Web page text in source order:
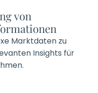
von
Marktdaten zu
Insights für